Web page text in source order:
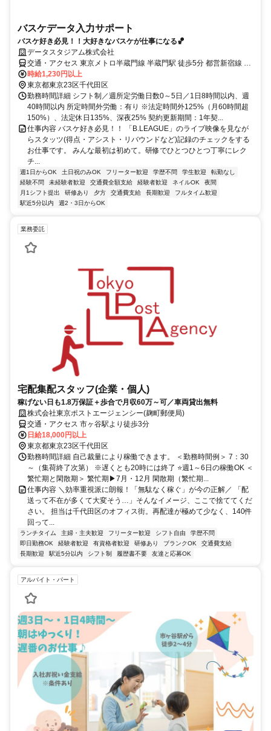
バスケデータ入力サポート
バスケ好き必見！！大好きなバスケが仕事になる🏀
データスタジアム株式会社
交通・アクセス 東京メトロ半蔵門線 半蔵門駅 徒歩5分 都営新宿線 市
ヶ谷駅 徒歩9分 ＪＲ・東京メトロ有楽町線・南北線 市ヶ谷駅 徒歩12
分
時給1,230円以上
東京都東京23区千代田区
勤務時間詳細 シフト制／週所定労働日数0～5日／1日8時間以内、週
40時間以内 所定時間外労働：有り ※法定時間外125%（月60時間超
150%）、法定休日135%、深夜25% 契約更新期間：1年契...
仕事内容 バスケ好き必見！！ 「B.LEAGUE」のライブ映像を見なが
らスタッツ(得点・アシスト・リバウンドなど)記録のチェックをする
お仕事です。 みんな最初は初めて。研修でひとつひとつ丁寧にレク
チ...
週1日からOK 土日祝のみOK フリーター歓迎 学歴不問 学生歓迎
転勤なし
経験不問
未経験者歓迎 交通費全額支給 経験者歓迎 ネイルOK
夜間
月1シフト提出
研修あり 夕方 交通費支給 長期歓迎
フルタイム歓迎
駅近5分以内
週2・3日からOK
業務委託
宅配集配スタッフ(企業・個人)
稼げない日も1.8万保証＋歩合で月収60万～可／車両貸出無料
株式会社東京ポストエージェンシー(麹町郵便局)
交通・アクセス 市ヶ谷駅より徒歩3分
日給18,000円以上
東京都東京23区千代田区
勤務時間詳細 自己裁量により稼働できます。 ＜勤務時間例＞ 7：30
～（集荷終了次第） ※遅くとも20時には終了 ⭐週1～6日の稼働OK ＜
繁忙期と閑散期＞ 繁忙期▶7月・12月 閑散期（繁忙期...
仕事内容 ＼効率重視派に朗報！「無駄なく稼ぐ」が今の正解／ 「配
送って不在が多くて大変そう…」そんなイメージ、ここで捨ててくだ
さい。 担当は千代田区のオフィス街。再配達が極めて少なく、140件
回って...
ランチタイム 主婦・主夫歓迎 フリーター歓迎 シフト自由
学歴不問
即日勤務OK
経験者歓迎 有資格者歓迎 研修あり ブランクOK
交通費支給
長期歓迎
駅近5分以内 シフト制 履歴書不要 友達と応募OK
アルバイト・パート